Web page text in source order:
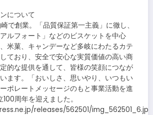
について
で創業。「品質保証第一主義」に徹し、
アルフォート」などのビスケットを中心
米菓、キャンデーなど多岐にわたるカテ
ており、安全で安心な実質価値の高い商
的な提供を通して、皆様の笑顔につなが
ます。「おいしさ、思いやり、いつもい
ポレートメッセージのもと事業活動を進
周年を迎えました。
releases/562501/img_562501_6.jpg